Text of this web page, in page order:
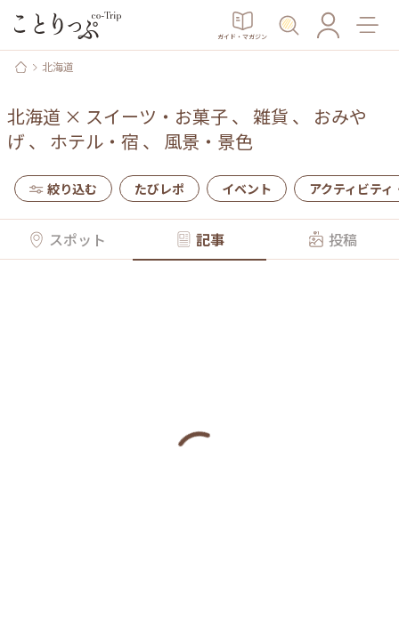
ガイド・マガジン
北海道
北海道 × スイーツ・お菓子、 雑貨 、 おみや
げ 、 ホテル・宿 、 風景・景色
絞り込む たびレポ イベント アクティビティ
スポット 記事 投稿